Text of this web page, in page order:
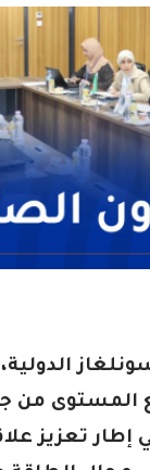
الدولية،
المستوى من
إطار تعزيز